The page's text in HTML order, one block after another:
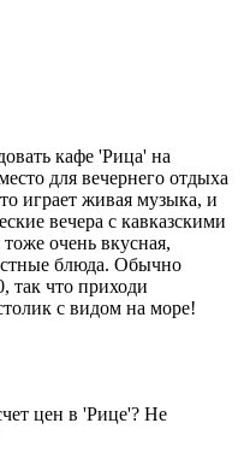
кафе 'Рица' на
для вечернего отдыха
играет живая музыка, и
вечера с кавказскими
очень вкусная,
блюда. Обычно
так что приходи
с видом на море!
цен в 'Рице'? Не